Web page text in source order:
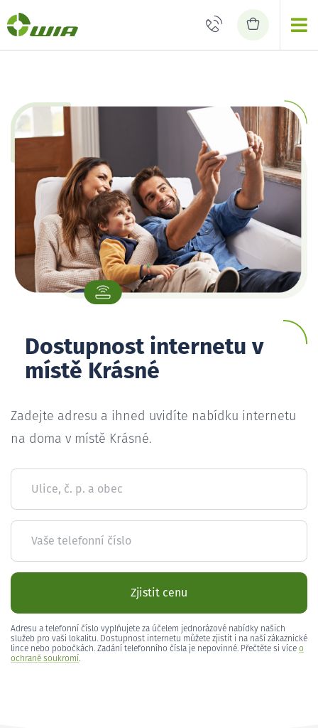
Dostupnost internetu v
místě Krásné
Zadejte adresu a ihned uvidíte nabídku internetu
na doma v místě Krásné.
Ulice, č. p. a obec
Vaše telefonní číslo
Zjistit cenu
Adresu a telefonní číslo vyplňujete za účelem jednorázové nabídky našich
služeb pro vaši lokalitu. Dostupnost internetu můžete zjistit i na naší zákaznické
lince nebo pobočkách. Zadání telefonního čísla je nepovinné. Přečtěte si více o
ochraně soukromí.